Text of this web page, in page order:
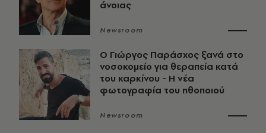
άνοιας
Newsroom
O Γιώργος Παράσχος ξανά στο
νοσοκομείο για θεραπεία κατά
του καρκίνου - Η νέα
φωτογραφία του ηθοποιού
Newsroom